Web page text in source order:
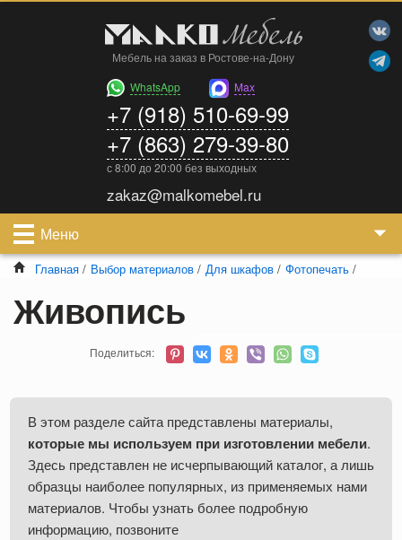
Мебель на заказ в Ростове-на-Дону
WhatsApp
Max
+7 (918) 510-69-99
+7 (863) 279-39-80
с 8:00 до 20:00 без выходных
zakaz@malkomebel.ru
Меню
Главная / Выбор материалов / Для шкафов / Фотопечать /
Живопись
Поделиться:
В этом разделе сайта представлены материалы,
которые мы используем при изготовлении мебели.
Здесь представлен не исчерпывающий каталог, а лишь
образцы наиболее популярных, из применяемых нами
материалов. Чтобы узнать более подробную
информацию, позвоните